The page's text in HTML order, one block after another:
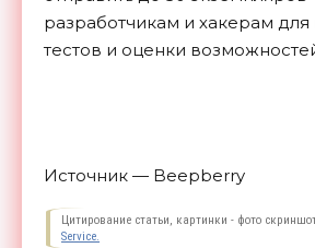
разработчикам и хакерам
тестов и оценки
Источник — Beepberry
Цитирование статьи, картинки - фото
Service.